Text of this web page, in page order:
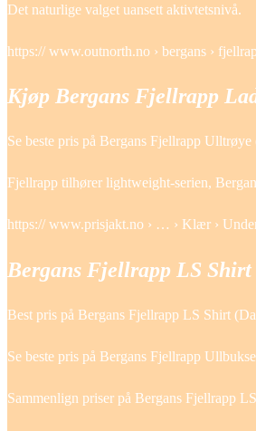
Det naturlige valget uansett aktivtetsnivå.
https:// www.outnorth.no › bergans ›
Kjøp Bergans Fjellrapp
Se beste pris på Bergans Fjellrapp
Fjellrapp tilhører lightweight-serien,
https:// www.prisjakt.no › … › Klær ›
Bergans Fjellrapp LS
Best pris på Bergans Fjellrapp LS Shirt
Se beste pris på Bergans Fjellrapp
Sammenlign priser på Bergans Fjellrapp